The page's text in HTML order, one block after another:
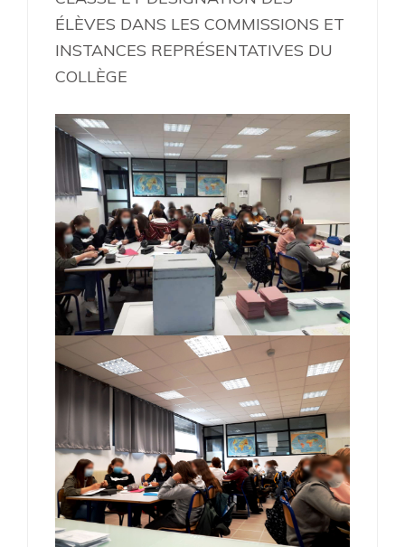
ÉLÈVES DANS LES COMMISSIONS ET
INSTANCES REPRÉSENTATIVES DU
COLLÈGE